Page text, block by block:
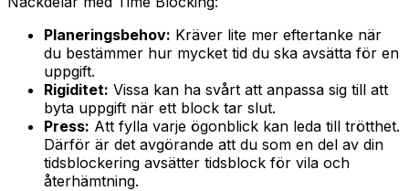
Planeringsbehov: Kräver lite mer eftertanke när
du bestämmer hur mycket tid du ska avsätta för en
uppgift.
Rigiditet: Vissa kan ha svårt att anpassa sig till att
byta uppgift när ett block tar slut.
Press: Att fylla varje ögonblick kan leda till trötthet.
Därför är det avgörande att du som en del av din
tidsblockering avsätter tidsblock för vila och
återhämtning.